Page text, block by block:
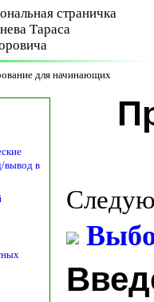
страничка
Тараса
для начинающих
вывод в